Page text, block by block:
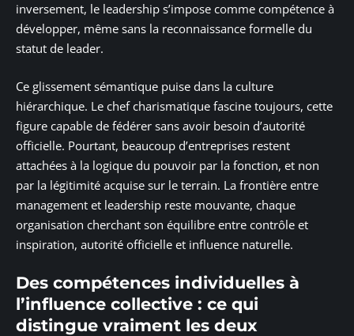
inversement, le leadership s’impose comme compétence à
développer, même sans la reconnaissance formelle du
statut de leader.
Ce glissement sémantique puise dans la culture
hiérarchique. Le chef charismatique fascine toujours, cette
figure capable de fédérer sans avoir besoin d’autorité
officielle. Pourtant, beaucoup d’entreprises restent
attachées à la logique du pouvoir par la fonction, et non
par la légitimité acquise sur le terrain. La frontière entre
management et leadership reste mouvante, chaque
organisation cherchant son équilibre entre contrôle et
inspiration, autorité officielle et influence naturelle.
Des compétences individuelles à
l’influence collective : ce qui
distingue vraiment les deux